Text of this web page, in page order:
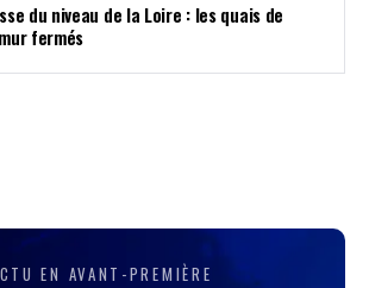
du niveau de la Loire : les quais de
fermés
EN AVANT-PREMIÈRE